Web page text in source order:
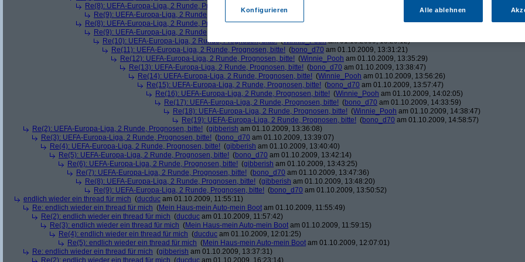
Re(8): UEFA-Europa-Liga, 2 Runde, Prognosen, bitte! ( ducduc
Re(9): UEFA-Europa-Liga, 2 Runde, Prognosen, bitte! (bono_d70
Re(8): UEFA-Europa-Liga, 2 Runde, Prognosen, bitte!(Winnie_Pooh
Re(9): UEFA-Europa-Liga, 2 Runde, Prognosen, bitte!
Re(10): UEFA-Europa-Liga, 2 Runde, Prognosen, bitte!(Winnie_Pooham 01.10.2009, 13:29:12)
Re(11): UEFA-Europa-Liga, 2 Runde, Prognosen, bitte! (bono_d70 am 01.10.2009, 13:31:21)
Re(12): UEFA-Europa-Liga, 2 Runde, Prognosen, bitte! (Winnie_Pooh am 01.10.2009, 13:35:29)
Re(13): UEFA-Europa-Liga, 2 Runde, Prognosen, bitte! (bono_d70 am 01.10.2009, 13:38:47)
Re(14): UEFA-Europa-Liga, 2 Runde, Prognosen, bitte! (Winnie_Pooh am 01.10.2009, 13:56:26)
Re(15): UEFA-Europa-Liga, 2 Runde, Prognosen, bitte! (bono_d70 am 01.10.2009, 13:57:47)
Re(16): UEFA-Europa-Liga, 2 Runde, Prognosen, bitte! (Winnie_Pooh am 01.10.2009, 14:02:05)
Re(17): UEFA-Europa-Liga, 2 Runde, Prognosen, bitte! (bono_d70 am 01.10.2009, 14:33:59)
Re(18): UEFA-Europa-Liga, 2 Runde, Prognosen, bitte! (Winnie_Pooh am 01.10.2009, 14:38:47)
Re(19): UEFA-Europa-Liga, 2 Runde, Prognosen, bitte! (bono_d70 am 01.10.2009, 14:58:57)
Re(2): UEFA-Europa-Liga, 2 Runde, Prognosen, bitte! (gibberish am 01.10.2009, 13:36:08)
Re(3): UEFA-Europa-Liga, 2 Runde, Prognosen, bitte! (bono_d70 am 01.10.2009, 13:39:07)
Re(4): UEFA-Europa-Liga, 2 Runde, Prognosen, bitte! (gibberish am 01.10.2009, 13:40:40)
Re(5): UEFA-Europa-Liga, 2 Runde, Prognosen, bitte! (bono_d70 am 01.10.2009, 13:42:14)
Re(6): UEFA-Europa-Liga, 2 Runde, Prognosen, bitte! (gibberish am 01.10.2009, 13:43:25)
Re(7): UEFA-Europa-Liga, 2 Runde, Prognosen, bitte! (bono_d70 am 01.10.2009, 13:47:36)
Re(8): UEFA-Europa-Liga, 2 Runde, Prognosen, bitte! (gibberish am 01.10.2009, 13:48:20)
Re(9): UEFA-Europa-Liga, 2 Runde, Prognosen, bitte! (bono_d70 am 01.10.2009, 13:50:52)
endlich wieder ein thread für mich (ducduc am 01.10.2009, 11:55:11)
Re: endlich wieder ein thread für mich (Mein Haus-mein Auto-mein Boot am 01.10.2009, 11:55:49)
Re(2): endlich wieder ein thread für mich (ducduc am 01.10.2009, 11:57:42)
Re(3): endlich wieder ein thread für mich (Mein Haus-mein Auto-mein Boot am 01.10.2009, 11:59:15)
Re(4): endlich wieder ein thread für mich (ducduc am 01.10.2009, 12:01:25)
Re(5): endlich wieder ein thread für mich (Mein Haus-mein Auto-mein Boot am 01.10.2009, 12:07:01)
Re: endlich wieder ein thread für mich (gibberish am 01.10.2009, 13:37:31)
Re(2): endlich wieder ein thread für mich (ducduc am 01.10.2009, 16:23:14)
Konfigurieren Alle ablehnen